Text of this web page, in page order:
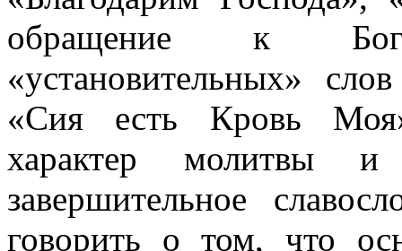
обращение к
«установительных»
«Сия есть Кровь
характер молитвы и
завершительное
говорить о том, что